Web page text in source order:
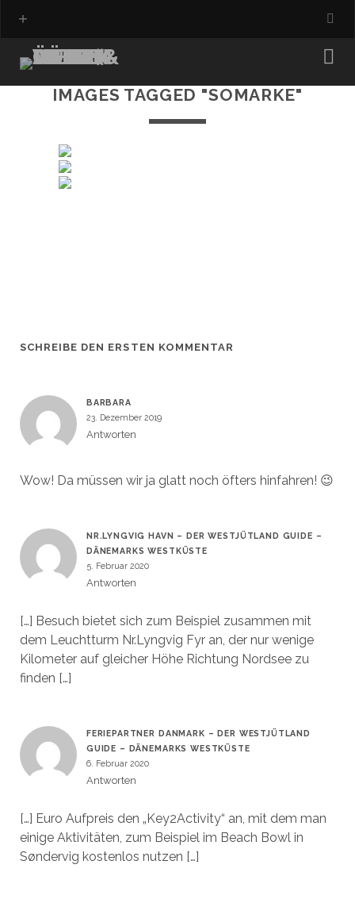
IMAGES TAGGED "SOMARKE"
SCHREIBE DEN ERSTEN KOMMENTAR
BARBARA
23. Dezember 2019
Antworten
Wow! Da müssen wir ja glatt noch öfters hinfahren! 😉
NR.LYNGVIG HAVN – DER WESTJÜTLAND GUIDE –
DÄNEMARKS WESTKÜSTE
5. Februar 2020
Antworten
[…] Besuch bietet sich zum Beispiel zusammen mit
dem Leuchtturm Nr.Lyngvig Fyr an, der nur wenige
Kilometer auf gleicher Höhe Richtung Nordsee zu
finden […]
FERIEPARTNER DANMARK – DER WESTJÜTLAND
GUIDE – DÄNEMARKS WESTKÜSTE
6. Februar 2020
Antworten
[…] Euro Aufpreis den „Key2Activity“ an, mit dem man
einige Aktivitäten, zum Beispiel im Beach Bowl in
Søndervig kostenlos nutzen […]